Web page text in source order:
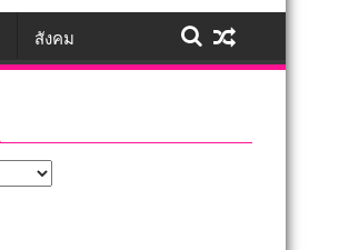
สังคม